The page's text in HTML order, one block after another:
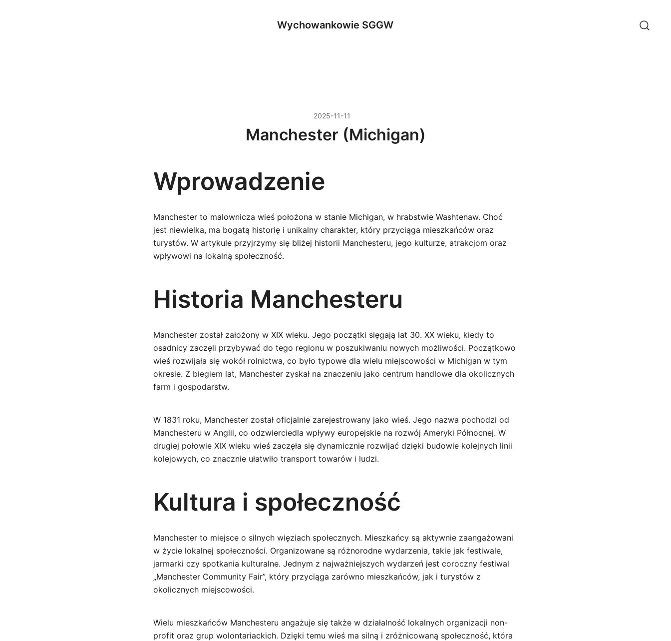
Wychowankowie SGGW
2025-11-11
Manchester (Michigan)
Wprowadzenie
Manchester to malownicza wieś położona w stanie Michigan, w hrabstwie Washtenaw. Choć
jest niewielka, ma bogatą historię i unikalny charakter, który przyciąga mieszkańców oraz
turystów. W artykule przyjrzymy się bliżej historii Manchesteru, jego kulturze, atrakcjom oraz
wpływowi na lokalną społeczność.
Historia Manchesteru
Manchester został założony w XIX wieku. Jego początki sięgają lat 30. XX wieku, kiedy to
osadnicy zaczęli przybywać do tego regionu w poszukiwaniu nowych możliwości. Początkowo
wieś rozwijała się wokół rolnictwa, co było typowe dla wielu miejscowości w Michigan w tym
okresie. Z biegiem lat, Manchester zyskał na znaczeniu jako centrum handlowe dla okolicznych
farm i gospodarstw.
W 1831 roku, Manchester został oficjalnie zarejestrowany jako wieś. Jego nazwa pochodzi od
Manchesteru w Anglii, co odzwierciedla wpływy europejskie na rozwój Ameryki Północnej. W
drugiej połowie XIX wieku wieś zaczęła się dynamicznie rozwijać dzięki budowie kolejnych linii
kolejowych, co znacznie ułatwiło transport towarów i ludzi.
Kultura i społeczność
Manchester to miejsce o silnych więziach społecznych. Mieszkańcy są aktywnie zaangażowani
w życie lokalnej społeczności. Organizowane są różnorodne wydarzenia, takie jak festiwale,
jarmarki czy spotkania kulturalne. Jednym z najważniejszych wydarzeń jest coroczny festiwal
„Manchester Community Fair”, który przyciąga zarówno mieszkańców, jak i turystów z
okolicznych miejscowości.
Wielu mieszkańców Manchesteru angażuje się także w działalność lokalnych organizacji non-
profit oraz grup wolontariackich. Dzięki temu wieś ma silną i zróżnicowaną społeczność, która